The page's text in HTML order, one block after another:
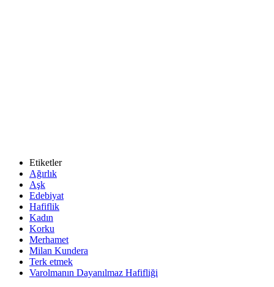
Etiketler
Ağırlık
Aşk
Edebiyat
Hafiflik
Kadın
Korku
Merhamet
Milan Kundera
Terk etmek
Varolmanın Dayanılmaz Hafifliği